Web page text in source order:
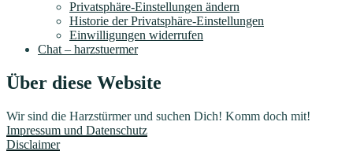
Privatsphäre-Einstellungen ändern
Historie der Privatsphäre-Einstellungen
Einwilligungen widerrufen
Chat – harzstuermer
Über diese Website
Wir sind die Harzstürmer und suchen Dich! Komm doch mit!
Impressum und Datenschutz
Disclaimer